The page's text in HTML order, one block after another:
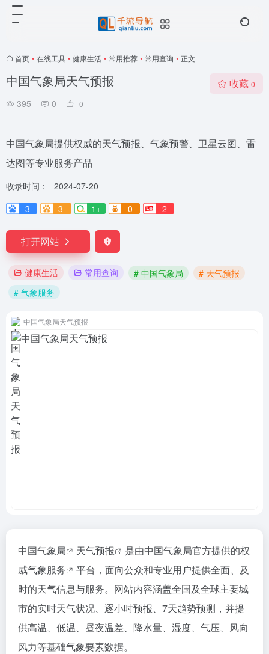
首页 • 在线工具 • 健康生活 • 常用推荐 • 常用查询 • 正文
中国气象局天气预报
395 0 0
收藏 0
中国气象局提供权威的天气预报、气象预警、卫星云图、雷
达图等专业服务产品
收录时间：
2024-07-20
3
3- 1+ 0 2
打开网站
健康生活 常用查询 # 中国气象局
# 天气预报
# 气象服务
中国气象局天气预报
中国气象局 天气预报
是由中国气象局官方提供的权
威气象服务
平台，面向公众和专业用户提供全面、及
时的天气信息与服务。网站内容涵盖全国及全球主要城
市的实时天气状况、逐小时预报、7天趋势预测，并提
供高温、低温、昼夜温差、降水量、湿度、气压、风向
风力等基础气象要素数据。